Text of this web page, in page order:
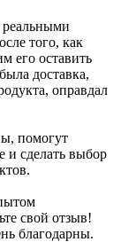
F) – ω3 –
кислоты –
КДж.
не выше 25
не более 30
того, как
его оставить
доставка,
оправдал
помогут
и сделать выбор
свой отзыв!
благодарны.